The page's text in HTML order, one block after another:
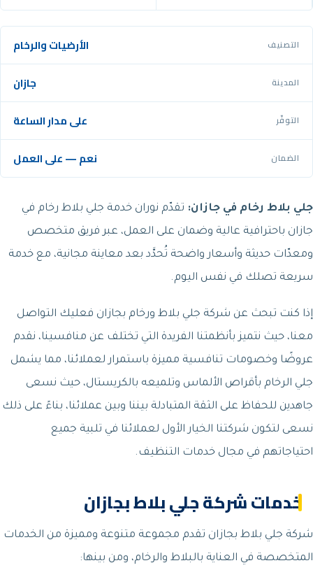
التصنيف الأرضيات والرخام
المدينة جازان
التوفّر على مدار الساعة
الضمان نعم — على العمل
جلي بلاط رخام في جازان: تقدّم نوران خدمة جلي بلاط رخام في
جازان باحترافية عالية وضمان على العمل، عبر فريق متخصص
ومعدّات حديثة وأسعار واضحة تُحدَّد بعد معاينة مجانية، مع خدمة
سريعة تصلك في نفس اليوم.
إذا كنت تبحث عن شركة جلي بلاط ورخام بجازان فعليك التواصل
معنا، حيث نتميز بأنظمتنا الفريدة التي تختلف عن منافسينا، نقدم
عروضًا وخصومات تنافسية مميزة باستمرار لعملائنا، مما يشمل
جلي الرخام بأقراص الألماس وتلميعه بالكريستال، حيث نسعى
جاهدين للحفاظ على الثقة المتبادلة بيننا وبين عملائنا، بناءً على ذلك
نسعى لتكون شركتنا الخيار الأول لعملائنا في تلبية جميع
احتياجاتهم في مجال خدمات التنظيف.
خدمات شركة جلي بلاط بجازان
شركة جلي بلاط بجازان تقدم مجموعة متنوعة ومميزة من الخدمات
المتخصصة في العناية بالبلاط والرخام، ومن بينها: